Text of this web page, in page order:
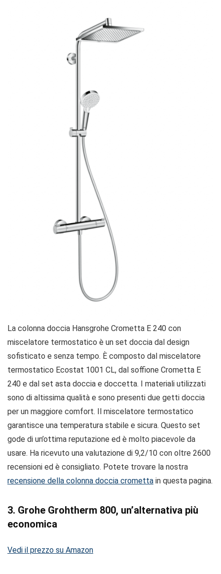
La colonna doccia Hansgrohe Crometta E 240 con
miscelatore termostatico è un set doccia dal design
sofisticato e senza tempo. È composto dal miscelatore
termostatico Ecostat 1001 CL, dal soffione Crometta E
240 e dal set asta doccia e doccetta. I materiali utilizzati
sono di altissima qualità e sono presenti due getti doccia
per un maggiore comfort. Il miscelatore termostatico
garantisce una temperatura stabile e sicura. Questo set
gode di un’ottima reputazione ed è molto piacevole da
usare. Ha ricevuto una valutazione di 9,2/10 con oltre 2600
recensioni ed è consigliato. Potete trovare la nostra
recensione della colonna doccia crometta in questa pagina.
3. Grohe Grohtherm 800, un’alternativa più
economica
Vedi il prezzo su Amazon